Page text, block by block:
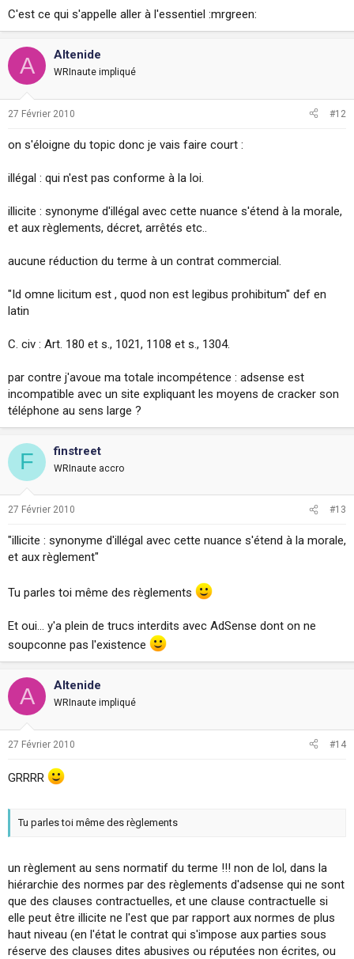
C'est ce qui s'appelle aller à l'essentiel :mrgreen:
A Altenide
WRInaute impliqué
27 Février 2010 #12
on s'éloigne du topic donc je vais faire court :
illégal : qui n'est pas conforme à la loi.
illicite : synonyme d'illégal avec cette nuance s'étend à la morale,
et aux règlements, décret, arrêtés etc..
aucune réduction du terme à un contrat commercial.
"Id omne licitum est , quod non est legibus prohibitum" def en
latin
C. civ : Art. 180 et s., 1021, 1108 et s., 1304.
par contre j'avoue ma totale incompétence : adsense est
incompatible avec un site expliquant les moyens de cracker son
téléphone au sens large ?
F finstreet
WRInaute accro
27 Février 2010 #13
"illicite : synonyme d'illégal avec cette nuance s'étend à la morale,
et aux règlement"
Tu parles toi même des règlements
Et oui... y'a plein de trucs interdits avec AdSense dont on ne
soupconne pas l'existence
A Altenide
WRInaute impliqué
27 Février 2010 #14
GRRRR
Tu parles toi même des règlements
un règlement au sens normatif du terme !!! non de lol, dans la
hiérarchie des normes par des règlements d'adsense qui ne sont
que des clauses contractuelles, et une clause contractuelle si
elle peut être illicite ne l'est que par rapport aux normes de plus
haut niveau (en l'état le contrat qui s'impose aux parties sous
réserve des clauses dites abusives ou réputées non écrites, ou